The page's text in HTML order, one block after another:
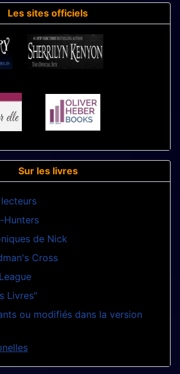
Les sites officiels
Sur les livres
Hunters
de Nick
Cross
Livres"
ou modifiés dans la version